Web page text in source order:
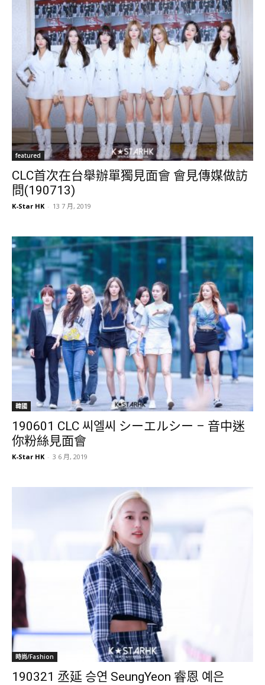
featured
CLC首次在台舉辦單獨見面會 會見傳媒做訪
問(190713)
K-Star HK - 13 7 月, 2019
韓國
190601 CLC 씨엘씨 シーエルシー – 音中迷
你粉絲見面會
K-Star HK - 3 6 月, 2019
時尚/Fashion
190321 丞延 승연 SeungYeon 睿恩 예은